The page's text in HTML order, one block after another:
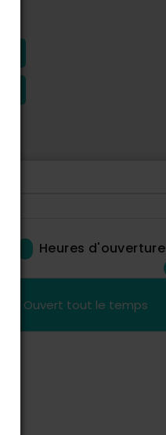
Heures d'ouverture
Ouvert tout le temps